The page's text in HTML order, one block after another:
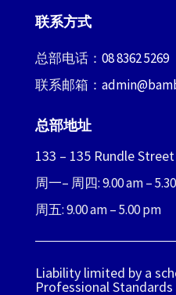
联系方式
总部电话： 08 8362 5269
联系邮箱：
总部地址
133 – 135 Rundle
周一– 周四: 9.00 am –
周五: 9.00 am – 5.00 pm
Liability limited by a
Professional